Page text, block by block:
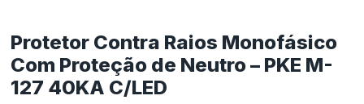
Protetor Contra Raios Monofásico
Com Proteção de Neutro – PKE M-
127 40KA C/LED